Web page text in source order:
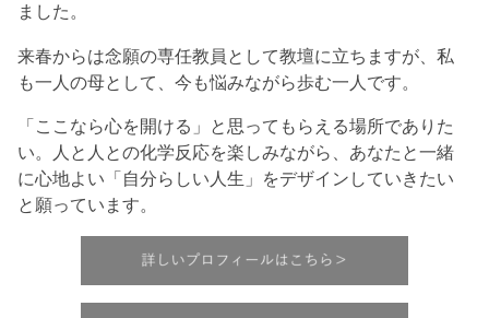
ました。
来春からは念願の専任教員として教壇に立ちますが、私
も一人の母として、今も悩みながら歩む一人です。
「ここなら心を開ける」と思ってもらえる場所でありた
い。人と人との化学反応を楽しみながら、あなたと一緒
に心地よい「自分らしい人生」をデザインしていきたい
と願っています。